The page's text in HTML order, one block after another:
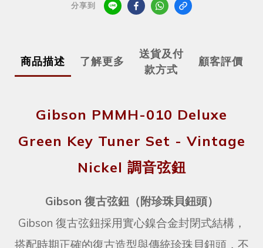
分享到
商品描述 了解更多
送貨及付
款方式
顧客評價
Gibson PMMH-010 Deluxe
Green Key Tuner Set - Vintage
Nickel 調音弦鈕
Gibson 復古弦鈕（附珍珠貝鈕頭）
Gibson 復古弦鈕採用實心鎳合金封閉式結構，
搭配時期正確的復古造型與傳統珍珠貝鈕頭，不